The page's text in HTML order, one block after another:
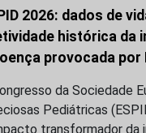
2026: dados de
histórica da
provocada por
da Sociedade
Pediátricas
transformador da